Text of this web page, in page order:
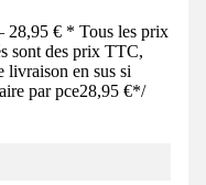
€ * Tous les prix
sont des prix TTC,
livraison en sus si
par pce28,95 €*/